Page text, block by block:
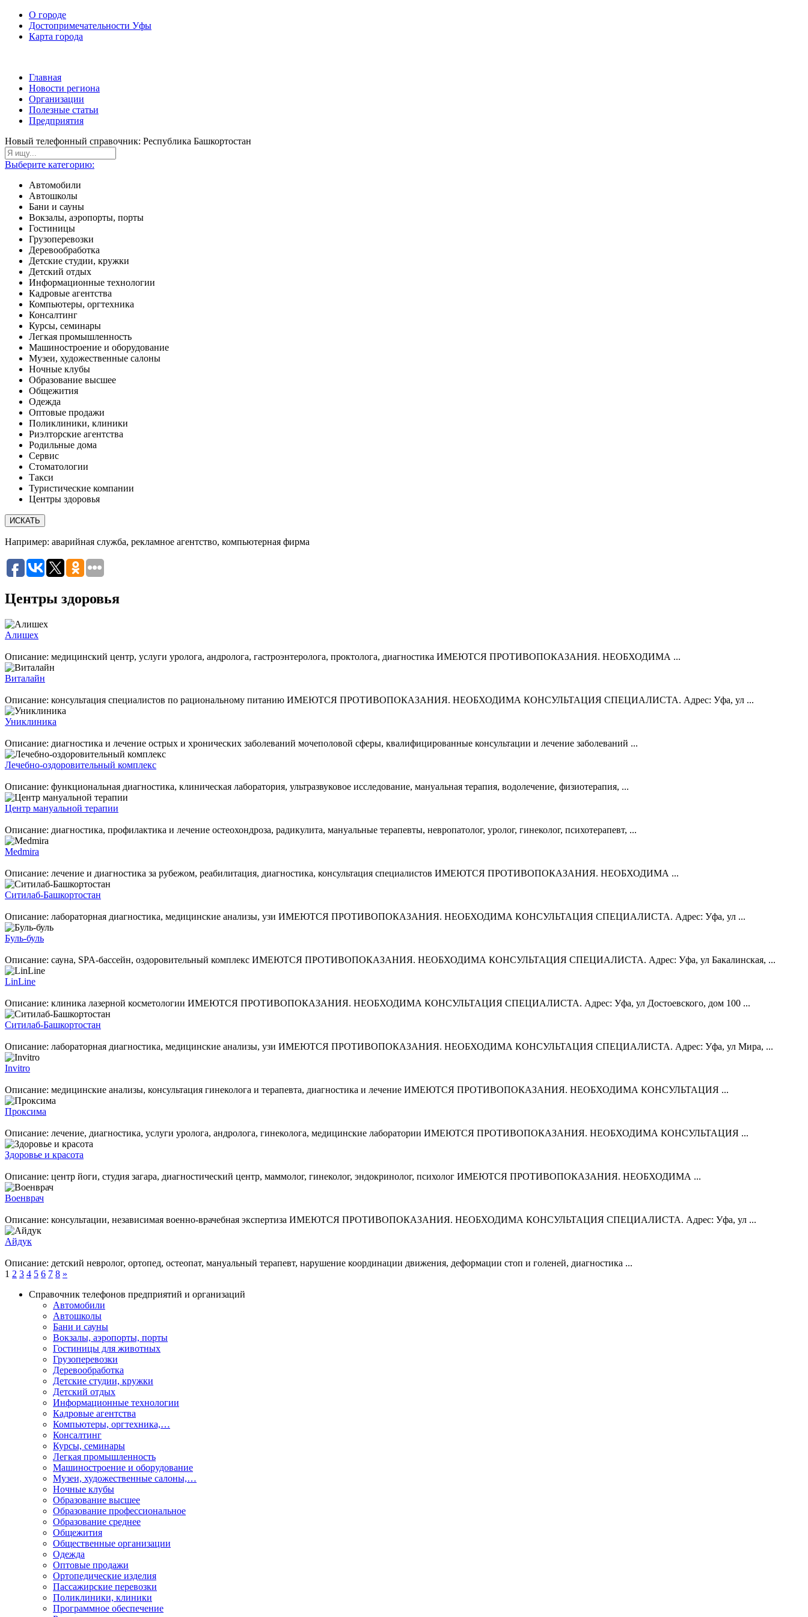
О городе
Достопримечательности Уфы
Карта города
Главная
Новости региона
Организации
Полезные статьи
Предприятия
Новый телефонный справочник: Республика Башкортостан
Выберите категорию:
Автомобили
Автошколы
Бани и сауны
Вокзалы, аэропорты, порты
Гостиницы
Грузоперевозки
Деревообработка
Детские студии, кружки
Детский отдых
Информационные технологии
Кадровые агентства
Компьютеры, оргтехника
Консалтинг
Курсы, семинары
Легкая промышленность
Машиностроение и оборудование
Музеи, художественные салоны
Ночные клубы
Образование высшее
Общежития
Одежда
Оптовые продажи
Поликлиники, клиники
Риэлторские агентства
Родильные дома
Сервис
Стоматологии
Такси
Туристические компании
Центры здоровья
Например: аварийная служба, рекламное агентство, компьютерная фирма
Центры здоровья
Алишех
Описание: медицинский центр, услуги уролога, андролога, гастроэнтеролога, проктолога, диагностика ИМЕЮТСЯ ПРОТИВОПОКАЗАНИЯ. НЕОБХОДИМА ...
Виталайн
Описание: консультация специалистов по рациональному питанию ИМЕЮТСЯ ПРОТИВОПОКАЗАНИЯ. НЕОБХОДИМА КОНСУЛЬТАЦИЯ СПЕЦИАЛИСТА. Адрес: Уфа, ул ...
Униклиника
Описание: диагностика и лечение острых и хронических заболеваний мочеполовой сферы, квалифицированные консультации и лечение заболеваний ...
Лечебно-оздоровительный комплекс
Описание: функциональная диагностика, клиническая лаборатория, ультразвуковое исследование, мануальная терапия, водолечение, физиотерапия, ...
Центр мануальной терапии
Описание: диагностика, профилактика и лечение остеохондроза, радикулита, мануальные терапевты, невропатолог, уролог, гинеколог, психотерапевт, ...
Medmira
Описание: лечение и диагностика за рубежом, реабилитация, диагностика, консультация специалистов ИМЕЮТСЯ ПРОТИВОПОКАЗАНИЯ. НЕОБХОДИМА ...
Ситилаб-Башкортостан
Описание: лабораторная диагностика, медицинские анализы, узи ИМЕЮТСЯ ПРОТИВОПОКАЗАНИЯ. НЕОБХОДИМА КОНСУЛЬТАЦИЯ СПЕЦИАЛИСТА. Адрес: Уфа, ул ...
Буль-буль
Описание: сауна, SPA-бассейн, оздоровительный комплекс ИМЕЮТСЯ ПРОТИВОПОКАЗАНИЯ. НЕОБХОДИМА КОНСУЛЬТАЦИЯ СПЕЦИАЛИСТА. Адрес: Уфа, ул Бакалинская, ...
LinLine
Описание: клиника лазерной косметологии ИМЕЮТСЯ ПРОТИВОПОКАЗАНИЯ. НЕОБХОДИМА КОНСУЛЬТАЦИЯ СПЕЦИАЛИСТА. Адрес: Уфа, ул Достоевского, дом 100 ...
Ситилаб-Башкортостан
Описание: лабораторная диагностика, медицинские анализы, узи ИМЕЮТСЯ ПРОТИВОПОКАЗАНИЯ. НЕОБХОДИМА КОНСУЛЬТАЦИЯ СПЕЦИАЛИСТА. Адрес: Уфа, ул Мира, ...
Invitro
Описание: медицинские анализы, консультация гинеколога и терапевта, диагностика и лечение ИМЕЮТСЯ ПРОТИВОПОКАЗАНИЯ. НЕОБХОДИМА КОНСУЛЬТАЦИЯ ...
Проксима
Описание: лечение, диагностика, услуги уролога, андролога, гинеколога, медицинские лаборатории ИМЕЮТСЯ ПРОТИВОПОКАЗАНИЯ. НЕОБХОДИМА КОНСУЛЬТАЦИЯ ...
Здоровье и красота
Описание: центр йоги, студия загара, диагностический центр, маммолог, гинеколог, эндокринолог, психолог ИМЕЮТСЯ ПРОТИВОПОКАЗАНИЯ. НЕОБХОДИМА ...
Военврач
Описание: консультации, независимая военно-врачебная экспертиза ИМЕЮТСЯ ПРОТИВОПОКАЗАНИЯ. НЕОБХОДИМА КОНСУЛЬТАЦИЯ СПЕЦИАЛИСТА. Адрес: Уфа, ул ...
Айдук
Описание: детский невролог, ортопед, остеопат, мануальный терапевт, нарушение координации движения, деформации стоп и голеней, диагностика ...
1 2 3 4 5 6 7 8 »
Справочник телефонов предприятий и организаций
Автомобили
Автошколы
Бани и сауны
Вокзалы, аэропорты, порты
Гостиницы для животных
Грузоперевозки
Деревообработка
Детские студии, кружки
Детский отдых
Информационные технологии
Кадровые агентства
Компьютеры, оргтехника,…
Консалтинг
Курсы, семинары
Легкая промышленность
Машиностроение и оборудование
Музеи, художественные салоны,…
Ночные клубы
Образование высшее
Образование профессиональное
Образование среднее
Общежития
Общественные организации
Одежда
Оптовые продажи
Ортопедические изделия
Пассажирские перевозки
Поликлиники, клиники
Программное обеспечение